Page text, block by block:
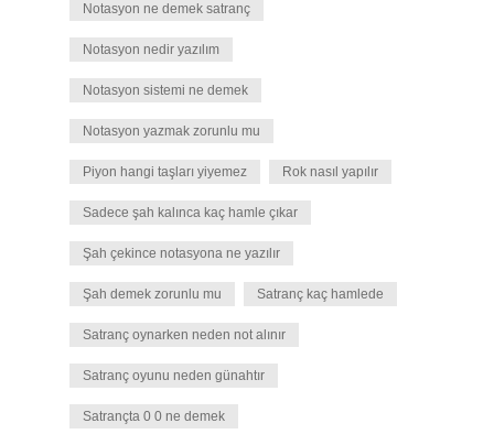
Notasyon ne demek satranç
Notasyon nedir yazılım
Notasyon sistemi ne demek
Notasyon yazmak zorunlu mu
Piyon hangi taşları yiyemez Rok nasıl yapılır
Sadece şah kalınca kaç hamle çıkar
Şah çekince notasyona ne yazılır
Şah demek zorunlu mu Satranç kaç hamlede
Satranç oynarken neden not alınır
Satranç oyunu neden günahtır
Satrançta 0 0 ne demek